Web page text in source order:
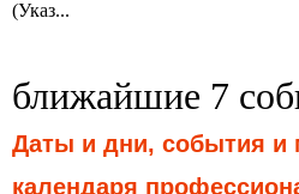
(Указ...
ближайшие 7
Даты и дни, события и
календаря